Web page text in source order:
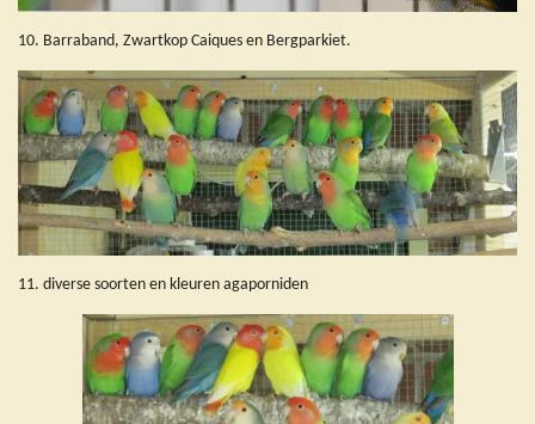
10. Barraband, Zwartkop Caiques en Bergparkiet.
11. diverse soorten en kleuren agaporniden